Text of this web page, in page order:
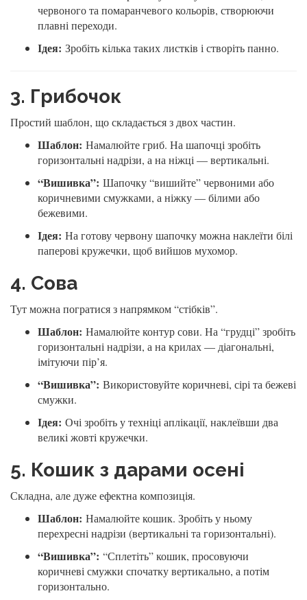
червоного та помаранчевого кольорів, створюючи
плавні переходи.
Ідея: Зробіть кілька таких листків і створіть панно.
3. Грибочок
Простий шаблон, що складається з двох частин.
Шаблон: Намалюйте гриб. На шапочці зробіть
горизонтальні надрізи, а на ніжці — вертикальні.
“Вишивка”: Шапочку “вишийте” червоними або
коричневими смужками, а ніжку — білими або
бежевими.
Ідея: На готову червону шапочку можна наклеїти білі
паперові кружечки, щоб вийшов мухомор.
4. Сова
Тут можна погратися з напрямком “стібків”.
Шаблон: Намалюйте контур сови. На “грудці” зробіть
горизонтальні надрізи, а на крилах — діагональні,
імітуючи пір’я.
“Вишивка”: Використовуйте коричневі, сірі та бежеві
смужки.
Ідея: Очі зробіть у техніці аплікації, наклеївши два
великі жовті кружечки.
5. Кошик з дарами осені
Складна, але дуже ефектна композиція.
Шаблон: Намалюйте кошик. Зробіть у ньому
перехресні надрізи (вертикальні та горизонтальні).
“Вишивка”: “Сплетіть” кошик, просовуючи
коричневі смужки спочатку вертикально, а потім
горизонтально.